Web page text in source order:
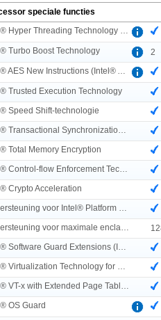
speciale functies
Turbo Boost Technology
2
Trusted Execution Technology
Speed Shift-technologie
Total Memory Encryption
Crypto Acceleration
OS Guard